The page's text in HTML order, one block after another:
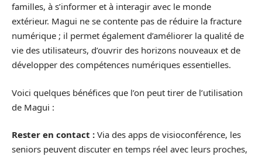
familles, à s’informer et à interagir avec le monde
extérieur. Magui ne se contente pas de réduire la fracture
numérique ; il permet également d’améliorer la qualité de
vie des utilisateurs, d’ouvrir des horizons nouveaux et de
développer des compétences numériques essentielles.
Voici quelques bénéfices que l’on peut tirer de l’utilisation
de Magui :
Rester en contact : Via des apps de visioconférence, les
seniors peuvent discuter en temps réel avec leurs proches,